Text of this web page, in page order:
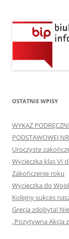
OSTATNIE WPISY
WYKAZ
PODSTAWOWEJ
Uroczyste
Wycieczka klas VI
Zakończenie roku
Wycieczka do
Kolejny sukces
Grecja zdobyta!
„Pozytywna Akcja